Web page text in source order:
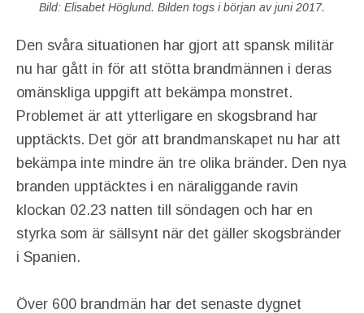
Bild: Elisabet Höglund. Bilden togs i början av juni 2017.
Den svåra situationen har gjort att spansk militär
nu har gått in för att stötta brandmännen i deras
omänskliga uppgift att bekämpa monstret.
Problemet är att ytterligare en skogsbrand har
upptäckts. Det gör att brandmanskapet nu har att
bekämpa inte mindre än tre olika bränder. Den nya
branden upptäcktes i en näraliggande ravin
klockan 02.23 natten till söndagen och har en
styrka som är sällsynt när det gäller skogsbränder
i Spanien.
Över 600 brandmän har det senaste dygnet